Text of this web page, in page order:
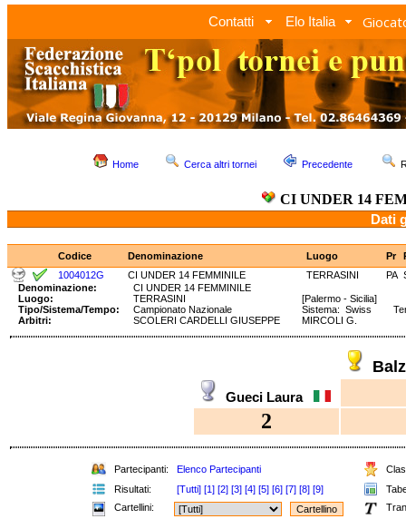
Contatti Elo Italia
Home Cerca altri tornei Precedente
CI UNDER 14
Dati
Codice Denominazione Luogo Pr
1004012G
CI UNDER 14 FEMMINILE TERRASINI PA
Denominazione:
CI UNDER 14 FEMMINILE
Luogo:
TERRASINI
[Palermo - Sicilia]
Tipo/Sistema/Tempo:
Campionato Nazionale
Sistema: Swiss
Arbitri:
SCOLERI CARDELLI GIUSEPPE MIRCOLI G.
Gueci Laura
2
Partecipanti: Elenco Partecipanti
Risultati:
[Tutti] [1] [2] [3] [4] [5] [6] [7] [8] [9]
Cartellini: